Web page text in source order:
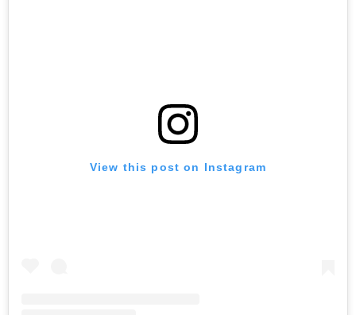
View this post on Instagram